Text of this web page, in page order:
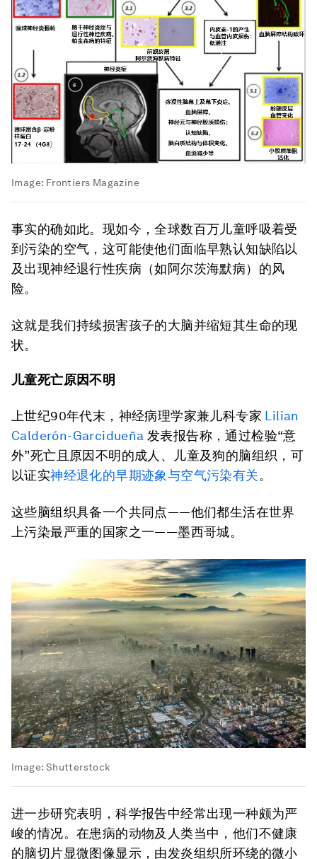
Image: Frontiers Magazine
事实的确如此。现如今，全球数百万儿童呼吸着受
到污染的空气，这可能使他们面临早熟认知缺陷以
及出现神经退行性疾病（如阿尔茨海默病）的风
险。
这就是我们持续损害孩子的大脑并缩短其生命的现
状。
儿童死亡原因不明
上世纪90年代末，神经病理学家兼儿科专家 Lilian
Calderón-Garcidueña 发表报告称，通过检验“意
外”死亡且原因不明的成人、儿童及狗的脑组织，可
以证实神经退化的早期迹象与空气污染有关。
这些脑组织具备一个共同点——他们都生活在世界
上污染最严重的国家之一——墨西哥城。
Image: Shutterstock
进一步研究表明，科学报告中经常出现一种颇为严
峻的情况。在患病的动物及人类当中，他们不健康
的脑切片显微图像显示，由发炎组织所环绕的微小